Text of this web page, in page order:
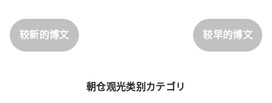
较新的博文 较早的博文
朝仓观光类别カテゴリ